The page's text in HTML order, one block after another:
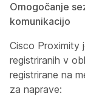
Omogočanje
komunikacijo
Cisco Proximity
registriranih v
registrirane na
za naprave: